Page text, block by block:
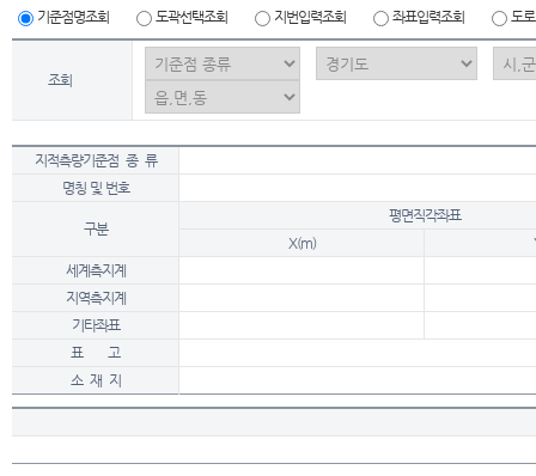
기준점명조회 도곽선택조회 지번입력조회 좌표입력조회 도
조회
지적측량기준점 종 류
명칭 및 번호
구분
평면직각좌표
X(m)
세계측지계
지역측지계
기타좌표
표 고
소 재 지